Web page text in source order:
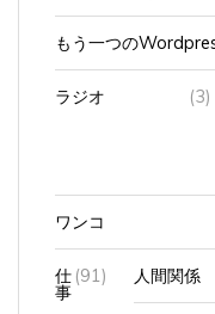
もう一つの
ラジオ (3)
ワンコ
仕(91) 人間関係
何度目か